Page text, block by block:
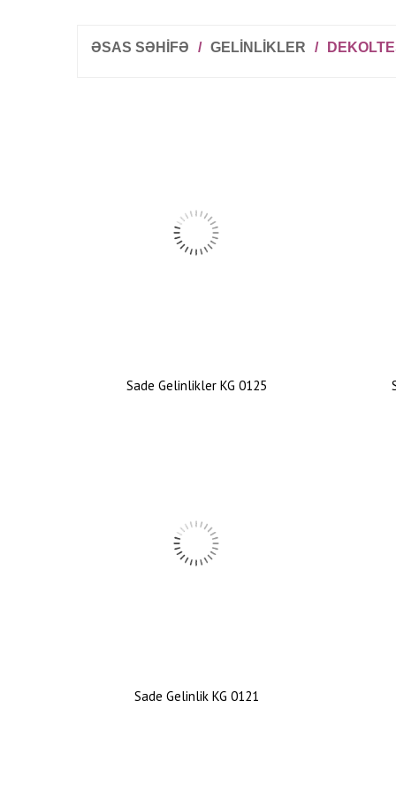
ƏSAS SƏHİFƏ / GELINLIKLER /
Sade Gelinlikler KG 0125
Sade Gelinlik KG 0121